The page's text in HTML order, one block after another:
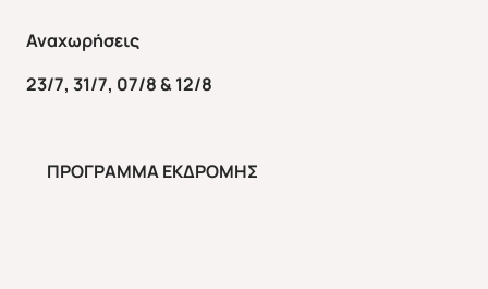
Αναχωρήσεις
23/7, 31/7, 07/8 & 12/8
ΠΡΟΓΡΑΜΜΑ ΕΚΔΡΟΜΗΣ